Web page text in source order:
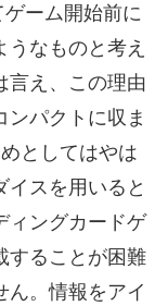
ーム開始前に
なものと考え
言え、この理由
ンパクトに収ま
としてはやは
イスを用いると
ィングカードゲ
することが困難
ん。情報をアイ